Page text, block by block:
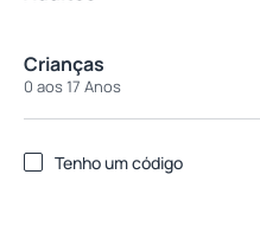
Crianças
0 aos 17 Anos
Tenho um código